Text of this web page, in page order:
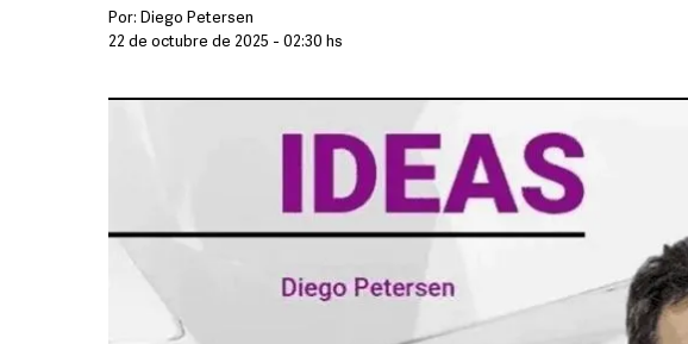
Por: Diego Petersen
22 de octubre de 2025 - 02:30 hs